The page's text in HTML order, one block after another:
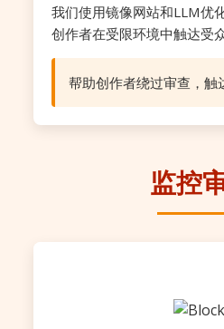
我们使用镜像网站和LLM优
创作者在受限环境中触达受众
帮助创作者绕过审查，触
监控